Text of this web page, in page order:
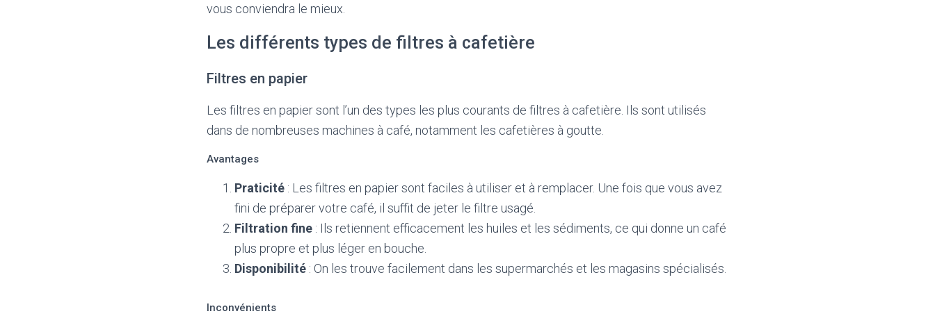
vous conviendra le mieux.
Les différents types de filtres à cafetière
Filtres en papier
Les filtres en papier sont l’un des types les plus courants de filtres à cafetière. Ils sont utilisés
dans de nombreuses machines à café, notamment les cafetières à goutte.
Avantages
Praticité : Les filtres en papier sont faciles à utiliser et à remplacer. Une fois que vous avez
fini de préparer votre café, il suffit de jeter le filtre usagé.
Filtration fine : Ils retiennent efficacement les huiles et les sédiments, ce qui donne un café
plus propre et plus léger en bouche.
Disponibilité : On les trouve facilement dans les supermarchés et les magasins spécialisés.
Inconvénients